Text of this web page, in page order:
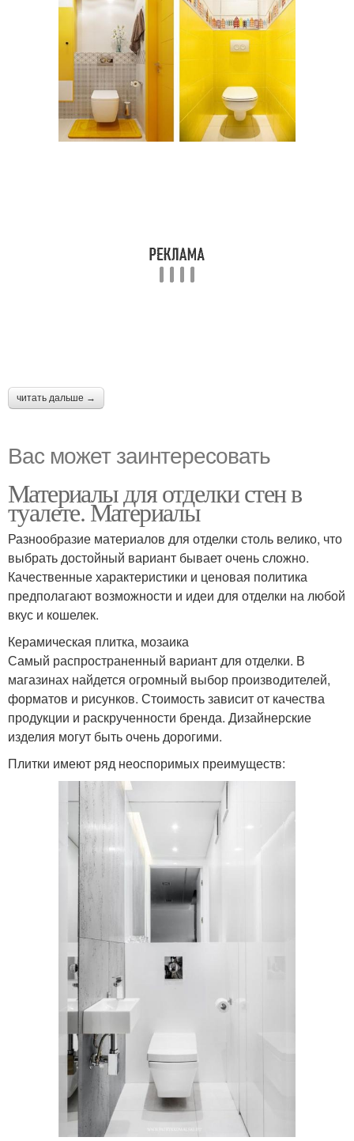
читать дальше →
Вас может заинтересовать
Материалы для отделки стен в
туалете. Материалы
Разнообразие материалов для отделки столь велико, что
выбрать достойный вариант бывает очень сложно.
Качественные характеристики и ценовая политика
предполагают возможности и идеи для отделки на любой
вкус и кошелек.
Керамическая плитка, мозаика
Самый распространенный вариант для отделки. В
магазинах найдется огромный выбор производителей,
форматов и рисунков. Стоимость зависит от качества
продукции и раскрученности бренда. Дизайнерские
изделия могут быть очень дорогими.
Плитки имеют ряд неоспоримых преимуществ: